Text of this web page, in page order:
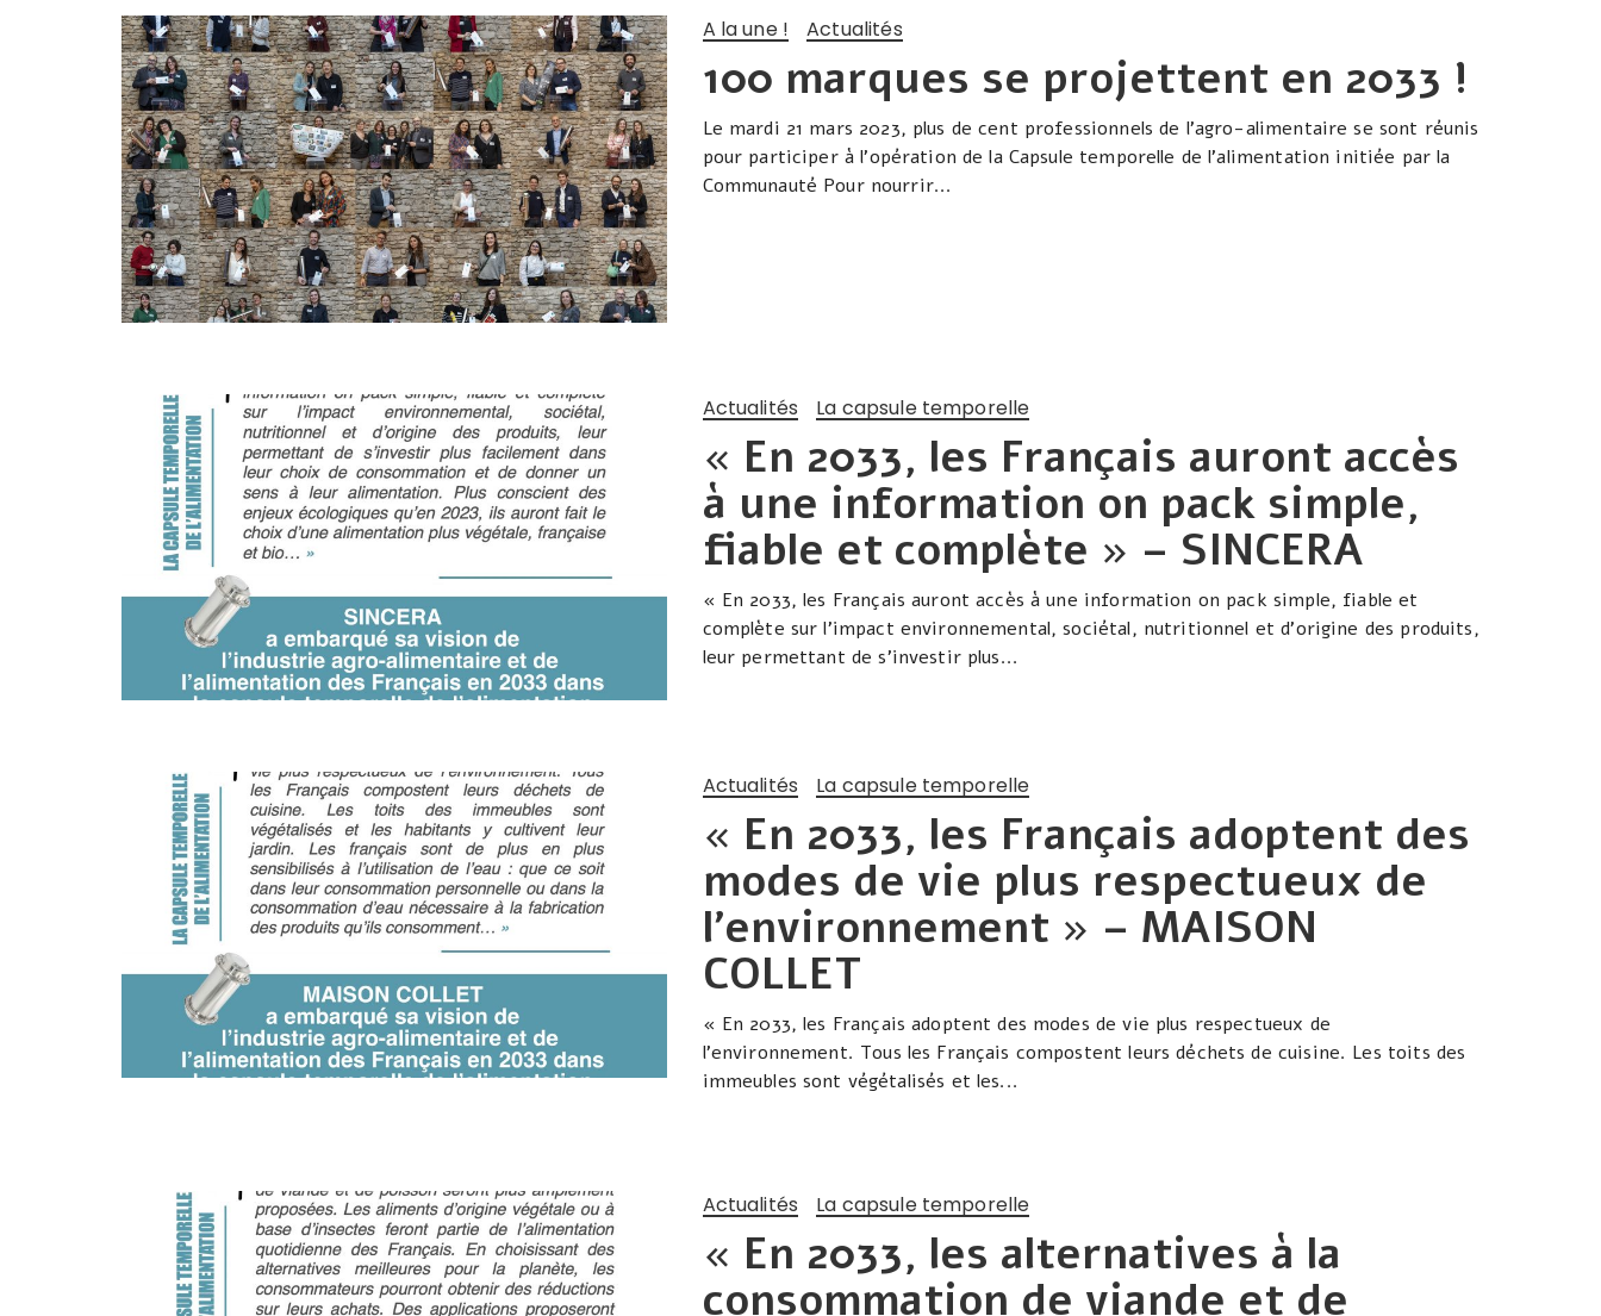
A la une ! Actualités
100 marques se projettent en 2033 !
Le mardi 21 mars 2023, plus de cent professionnels de l’agro-alimentaire se sont réunis
pour participer à l’opération de la Capsule temporelle de l’alimentation initiée par la
Communauté Pour nourrir...
Actualités La capsule temporelle
« En 2033, les Français auront accès
à une information on pack simple,
fiable et complète » – SINCERA
« En 2033, les Français auront accès à une information on pack simple, fiable et
complète sur l’impact environnemental, sociétal, nutritionnel et d’origine des produits,
leur permettant de s’investir plus...
Actualités La capsule temporelle
« En 2033, les Français adoptent des
modes de vie plus respectueux de
l’environnement » – MAISON
COLLET
« En 2033, les Français adoptent des modes de vie plus respectueux de
l’environnement. Tous les Français compostent leurs déchets de cuisine. Les toits des
immeubles sont végétalisés et les...
Actualités La capsule temporelle
« En 2033, les alternatives à la
consommation de viande et de